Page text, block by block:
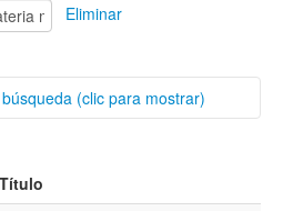
Eliminar
(clic para mostrar)
Título